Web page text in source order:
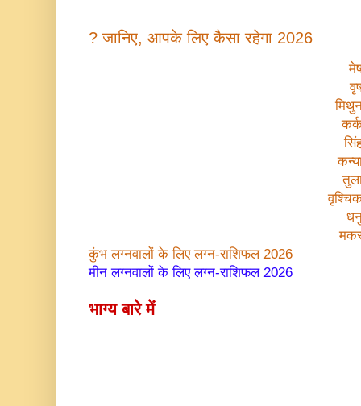
जानिए, आपके लिए कैसा रहेगा 2026
?
कुंभ लग्नवालों के लिएलग्न-राशिफल 2026
मीन लग्नवालों के लिएलग्न-राशिफल 2026
भाग्य बारे में